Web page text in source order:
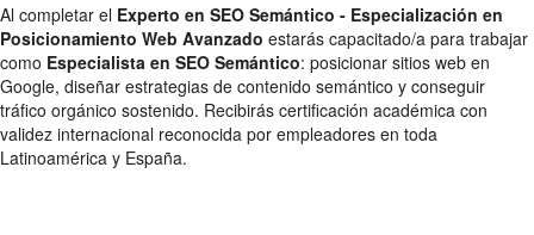
Al completar el Experto en SEO Semántico - Especialización en
Posicionamiento Web Avanzado estarás capacitado/a para trabajar
como Especialista en SEO Semántico: posicionar sitios web en
Google, diseñar estrategias de contenido semántico y conseguir
tráfico orgánico sostenido. Recibirás certificación académica con
validez internacional reconocida por empleadores en toda
Latinoamérica y España.